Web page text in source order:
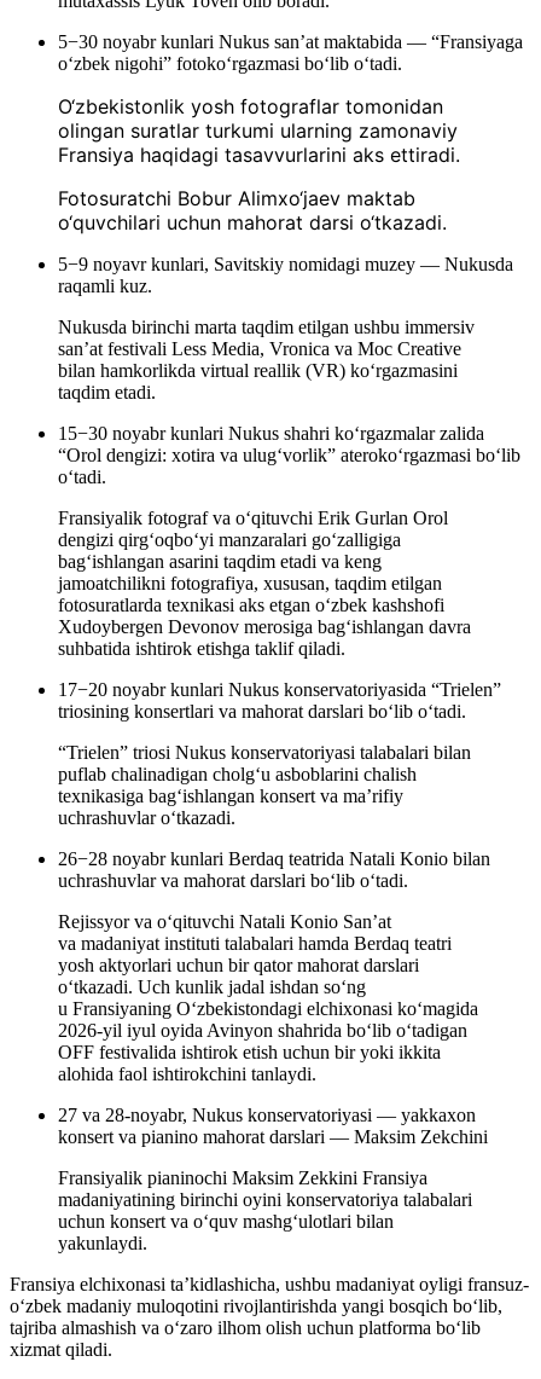
5−30 noyabr kunlari Nukus sanʼat maktabida — “Fransiyaga
oʻzbek nigohi” fotokoʻrgazmasi boʻlib oʻtadi.
O‘zbekistonlik yosh fotograflar tomonidan
olingan suratlar turkumi ularning zamonaviy
Fransiya haqidagi tasavvurlarini aks ettiradi.
Fotosuratchi Bobur Alimxo‘jaev maktab
o‘quvchilari uchun mahorat darsi o‘tkazadi.
5−9 noyavr kunlari, Savitskiy nomidagi muzey — Nukusda
raqamli kuz.
Nukusda birinchi marta taqdim etilgan ushbu immersiv
san’at festivali Less Media, Vronica va Moc Creative
bilan hamkorlikda virtual reallik (VR) koʻrgazmasini
taqdim etadi.
15−30 noyabr kunlari Nukus shahri ko‘rgazmalar zalida
“Orol dengizi: xotira va ulug‘vorlik” ateroko‘rgazmasi bo‘lib
o‘tadi.
Fransiyalik fotograf va o‘qituvchi Erik Gurlan Orol
dengizi qirg‘oqbo‘yi manzaralari go‘zalligiga
bag‘ishlangan asarini taqdim etadi va keng
jamoatchilikni fotografiya, xususan, taqdim etilgan
fotosuratlarda texnikasi aks etgan o‘zbek kashshofi
Xudoybergen Devonov merosiga bag‘ishlangan davra
suhbatida ishtirok etishga taklif qiladi.
17−20 noyabr kunlari Nukus konservatoriyasida “Trielen”
triosining konsertlari va mahorat darslari bo‘lib o‘tadi.
“Trielen” triosi Nukus konservatoriyasi talabalari bilan
puflab chalinadigan cholg‘u asboblarini chalish
texnikasiga bag‘ishlangan konsert va ma’rifiy
uchrashuvlar o‘tkazadi.
26−28 noyabr kunlari Berdaq teatrida Natali Konio bilan
uchrashuvlar va mahorat darslari bo‘lib o‘tadi.
Rejissyor va o‘qituvchi Natali Konio San’at
va madaniyat instituti talabalari hamda Berdaq teatri
yosh aktyorlari uchun bir qator mahorat darslari
o‘tkazadi. Uch kunlik jadal ishdan so‘ng
u Fransiyaning O‘zbekistondagi elchixonasi ko‘magida
2026-yil iyul oyida Avinyon shahrida bo‘lib o‘tadigan
OFF festivalida ishtirok etish uchun bir yoki ikkita
alohida faol ishtirokchini tanlaydi.
27 va 28-noyabr, Nukus konservatoriyasi — yakkaxon
konsert va pianino mahorat darslari — Maksim Zekchini
Fransiyalik pianinochi Maksim Zekkini Fransiya
madaniyatining birinchi oyini konservatoriya talabalari
uchun konsert va o‘quv mashg‘ulotlari bilan
yakunlaydi.
Fransiya elchixonasi ta’kidlashicha, ushbu madaniyat oyligi fransuz-
o‘zbek madaniy muloqotini rivojlantirishda yangi bosqich bo‘lib,
tajriba almashish va o‘zaro ilhom olish uchun platforma bo‘lib
xizmat qiladi.